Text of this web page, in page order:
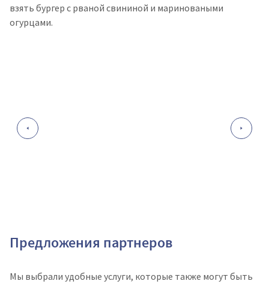
взять бургер с рваной свининой и мариноваными
огурцами.
Предложения партнеров
Мы выбрали удобные услуги, которые также могут быть